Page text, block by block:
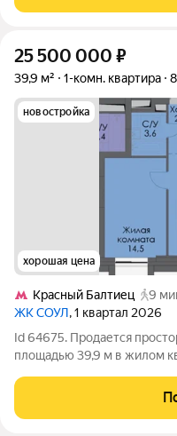
25 500 000 ₽
39,9 м² 1-комн. квартира
новостройка
хорошая цена
Красный Балтиец
9
ЖК СОУЛ, 1 квартал 2026
Id 64675. Продается
площадью 39,9 м в жилом
первой очереди проекта,
уже получены. Оформлено